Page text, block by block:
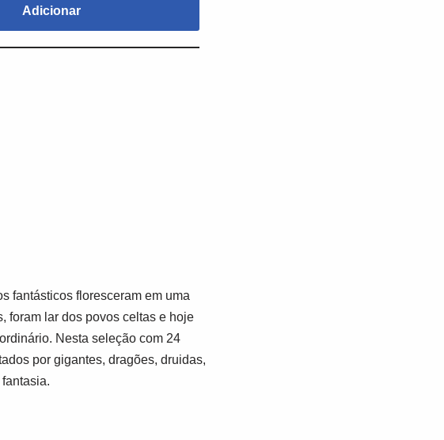
Adicionar
fantásticos floresceram em uma
foram lar dos povos celtas e hoje
Nesta seleção com 24
por gigantes, dragões, druidas,